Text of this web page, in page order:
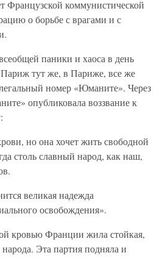
Французской коммунистической
о борьбе с врагами и с
паники и хаоса в день
тут же, в Париже, все же
номер «Юманите». Через
опубликовала воззвание к
но она хочет жить свободной
столь славный народ, как наш,
великая надежда
освобождения».
кровью Франции жила стойкая,
Эта партия подняла и